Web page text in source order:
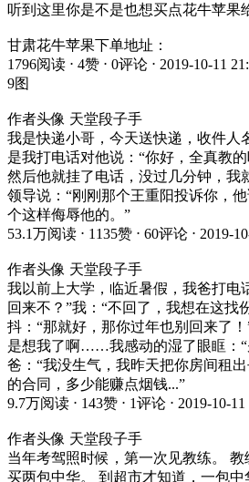
听到这里你是不是也想买点花牛苹果
甘肃花牛苹果下单地址：
1796阅读 ⋅ 4赞 ⋅ 0评论 ⋅ 2019-10-11
9图
作者头像 天堂段子手
我是快递小哥，今天送快递，收件人
是我打电话对他说：“你好，全真教
然后他就挂了电话，没过几分钟，我
领导说：“刚刚那个王重阳投诉你，
个这样侮辱他的。”
53.1万阅读 ⋅ 1135赞 ⋅ 60评论 ⋅ 2019-
作者头像 天堂段子手
我以前上大学，临近暑假，我爸打电
回来不？”我：“不回了，我想在这找
抖：“那就好，那你过年也别回来了
是想我了啊……我感动的湿了眼眶：“
爸：“我没生气，我昨天把你房间租
的合同，多少能赚点烟钱...”
9.7万阅读 ⋅ 143赞 ⋅ 1评论 ⋅ 2019-10-11
作者头像 天堂段子手
当年考驾照时候，第一次见教练。
买两包中华。 到超市才知道，一包中